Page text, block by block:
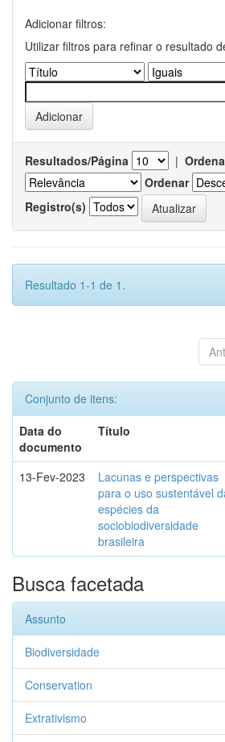
Adicionar filtros:
Utilizar filtros para refinar o resultado
Resultados/Página |
Ordenar
Registro(s)
Resultado 1-1 de 1.
Conjunto de itens:
Data do
documento
Título
13-Fev-2023
Lacunas e perspectivas
para o uso sustentável
espécies da
sociobiodiversidade
brasileira
Busca facetada
Assunto
Biodiversidade
Conservation
Extrativismo